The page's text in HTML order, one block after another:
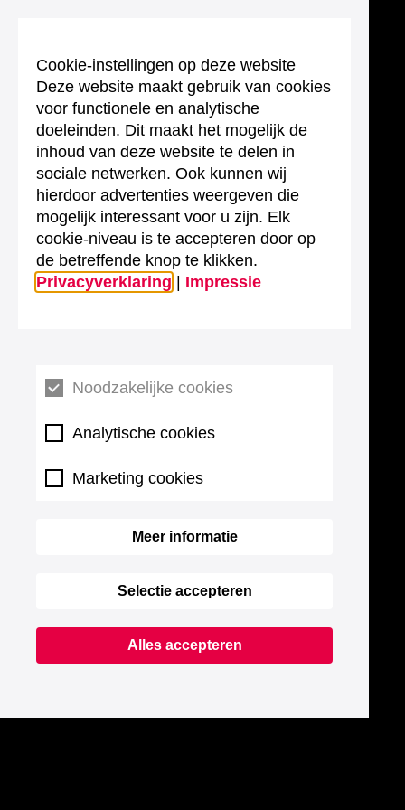
Cookie-instellingen op deze website
Deze website maakt gebruik van cookies
voor functionele en analytische
doeleinden. Dit maakt het mogelijk de
inhoud van deze website te delen in
sociale netwerken. Ook kunnen wij
hierdoor advertenties weergeven die
mogelijk interessant voor u zijn. Elk
cookie-niveau is te accepteren door op
de betreffende knop te klikken.
Privacyverklaring
Impressie
Noodzakelijke cookies
Analytische cookies
Marketing cookies
Meer informatie
Selectie accepteren
Alles accepteren